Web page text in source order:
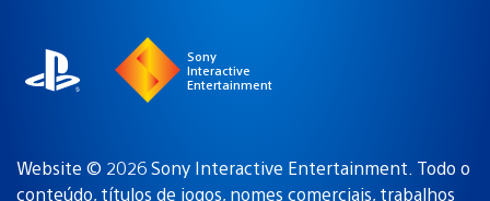
Sony
Interactive
Entertainment
Website © 2026 Sony Interactive Entertainment. Todo o
conteúdo, títulos de jogos, nomes comerciais, trabalhos